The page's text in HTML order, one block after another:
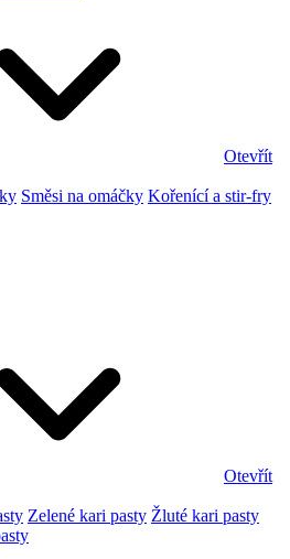
Otevřít
Směsi na omáčky Kořenící a stir-fry
Otevřít
Zelené kari pasty Žluté kari pasty